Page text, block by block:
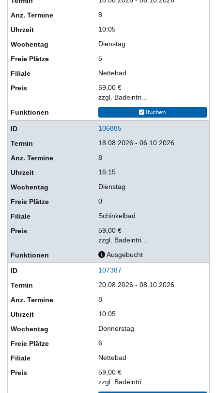
8
10:05
Dienstag
5
Nettebad
59,00 €
zzgl. Badeintri...
Buchen
106885
18.08.2026 - 06.10.2026
8
16:15
Dienstag
0
Schinkelbad
59,00 €
zzgl. Badeintri...
Ausgebucht
107387
20.08.2026 - 08.10.2026
8
10:05
Donnerstag
6
Nettebad
59,00 €
zzgl. Badeintri...